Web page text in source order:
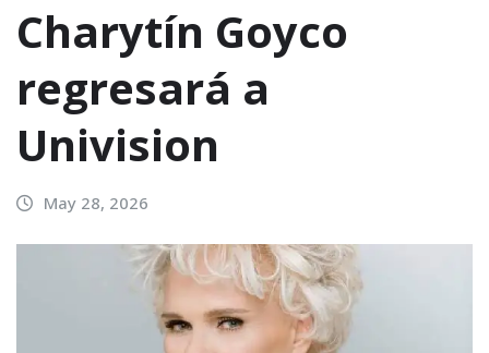
Charytín Goyco
regresará a
Univision
May 28, 2026